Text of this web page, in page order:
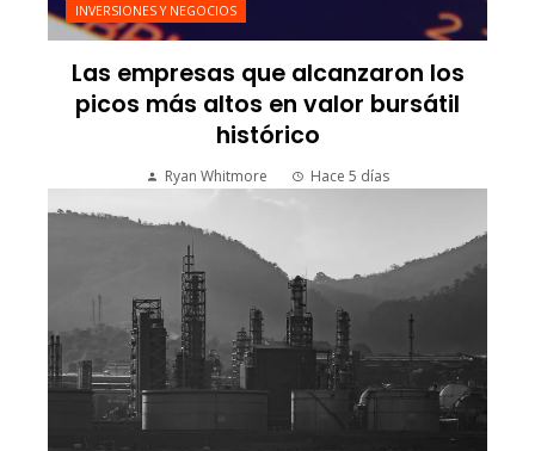
INVERSIONES Y NEGOCIOS
Las empresas que alcanzaron los
picos más altos en valor bursátil
histórico
Ryan Whitmore Hace 5 días